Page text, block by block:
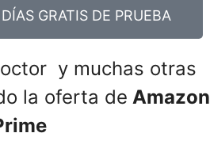
GRATIS DE PRUEBA
y muchas otras
la oferta de Amazon